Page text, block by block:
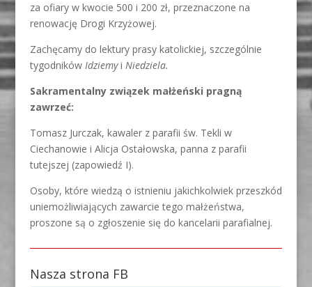
za ofiary w kwocie 500 i 200 zł, przeznaczone na
renowację Drogi Krzyżowej.
Zachęcamy do lektury prasy katolickiej, szczególnie
tygodnikówIdziemyi Niedziela.
Sakramentalny związek małżeński pragną
zawrzeć:
Tomasz Jurczak, kawaler z parafii św. Tekli w
Ciechanowie i Alicja Ostałowska, panna z parafii
tutejszej (zapowiedź I).
Osoby, które wiedzą o istnieniu jakichkolwiek przeszkód
uniemożliwiających zawarcie tego małżeństwa,
proszone są o zgłoszenie się do kancelarii parafialnej.
Nasza strona FB